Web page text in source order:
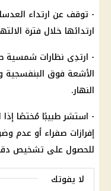
- توقف عن ارتداء
ارتدائها خلال فترة
- ارتدِى نظارات شمسية
الأشعة فوق البنفسجية
النهار.
- استشر طبيبًا مُختصًا
إفرازات صفراء أو عدم
للحصول على تشخيص
لا يفوتك